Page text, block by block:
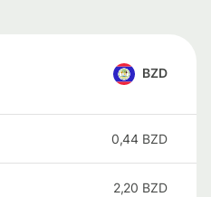
BZD
0,44 BZD
2,20 BZD